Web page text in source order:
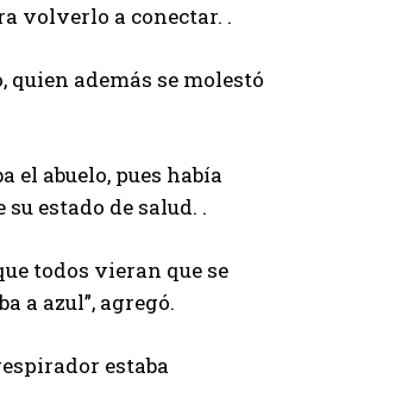
volverlo a conectar. .
quien además se molestó
el abuelo, pues había
estado de salud. .
todos vieran que se
a azul”, agregó.
estaba